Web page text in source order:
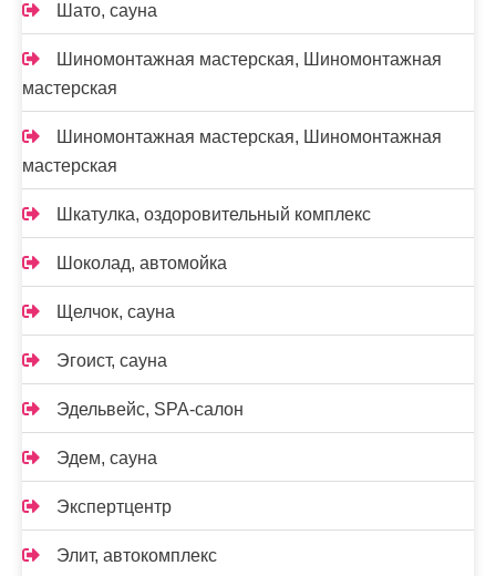
Шато, сауна
Шиномонтажная мастерская, Шиномонтажная
мастерская
Шиномонтажная мастерская, Шиномонтажная
мастерская
Шкатулка, оздоровительный комплекс
Шоколад, автомойка
Щелчок, сауна
Эгоист, сауна
Эдельвейс, SPA-салон
Эдем, сауна
Экспертцентр
Элит, автокомплекс